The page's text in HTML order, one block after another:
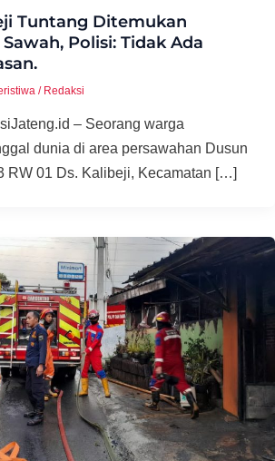
Tuntang Ditemukan
Polisi: Tidak Ada
/ Redaksi
– Seorang warga
dunia di area persawahan Dusun
RW 01 Ds. Kalibeji, Kecamatan […]